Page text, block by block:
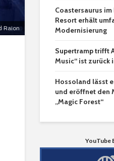
Raion
Coastersaurus im
Resort erhält
Modernisierung
Supertramp trifft
Music“ ist zurück
Hossoland lässt
und eröffnet den
„Magic Forest“
YouTube